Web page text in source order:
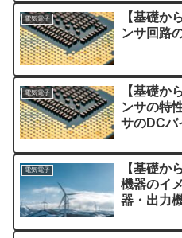
電気電子
【基礎か
ンサ回路
電気電子
【基礎か
ンサの特
サのDCバ
電気電子
【基礎か
機器のイ
器・出力